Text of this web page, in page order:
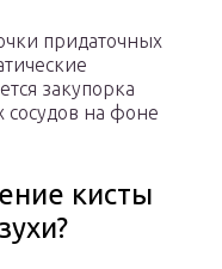
придаточных
закупорка
на фоне
кисты